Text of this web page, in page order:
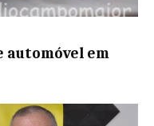
automóvel em